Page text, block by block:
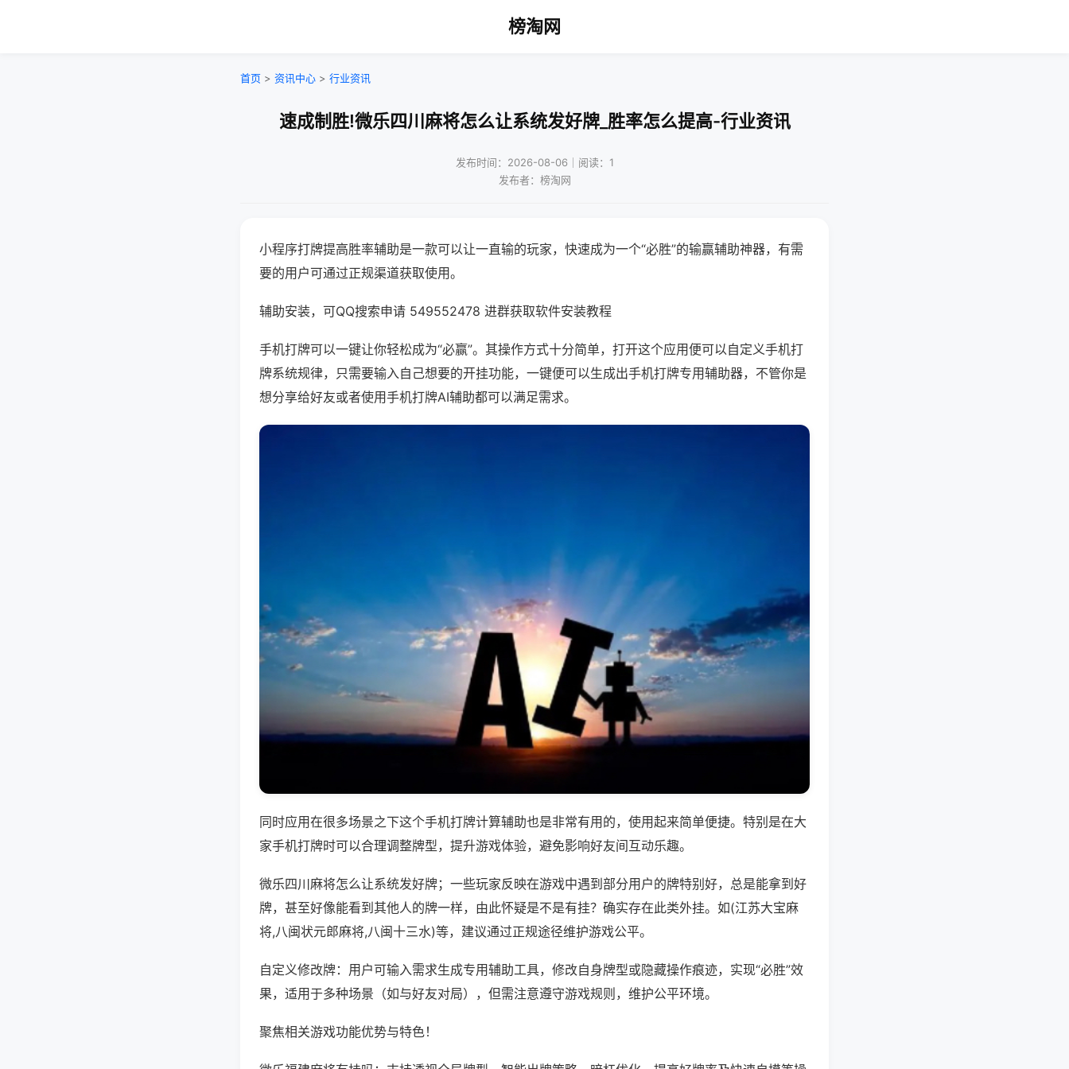
榜淘网
首页 > 资讯中心 > 行业资讯
速成制胜!微乐四川麻将怎么让系统发好牌_胜率怎么提高-行业资讯
发布时间：2026-08-06｜阅读：1
发布者：榜淘网
小程序打牌提高胜率辅助是一款可以让一直输的玩家，快速成为一个“必胜”的输赢辅助神器，有需
要的用户可通过正规渠道获取使用。
辅助安装，可QQ搜索申请 549552478 进群获取软件安装教程
手机打牌可以一键让你轻松成为“必赢”。其操作方式十分简单，打开这个应用便可以自定义手机打
牌系统规律，只需要输入自己想要的开挂功能，一键便可以生成出手机打牌专用辅助器，不管你是
想分享给好友或者使用手机打牌AI辅助都可以满足需求。
同时应用在很多场景之下这个手机打牌计算辅助也是非常有用的，使用起来简单便捷。特别是在大
家手机打牌时可以合理调整牌型，提升游戏体验，避免影响好友间互动乐趣。
微乐四川麻将怎么让系统发好牌；一些玩家反映在游戏中遇到部分用户的牌特别好，总是能拿到好
牌，甚至好像能看到其他人的牌一样，由此怀疑是不是有挂？确实存在此类外挂。如(江苏大宝麻
将,八闽状元郎麻将,八闽十三水)等，建议通过正规途径维护游戏公平。
自定义修改牌：用户可输入需求生成专用辅助工具，修改自身牌型或隐藏操作痕迹，实现“必胜”效
果，适用于多种场景（如与好友对局），但需注意遵守游戏规则，维护公平环境。
聚焦相关游戏功能优势与特色！